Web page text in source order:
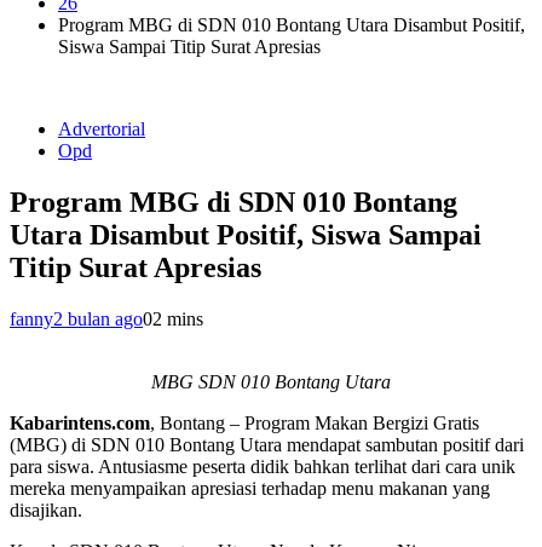
Program MBG di SDN 010 Bontang Utara Disambut Positif,
Siswa Sampai Titip Surat Apresias
Advertorial
Opd
Program MBG di SDN 010 Bontang
Utara Disambut Positif, Siswa Sampai
Titip Surat Apresias
fanny2 bulan ago02 mins
MBG SDN 010 Bontang Utara
Kabarintens.com, Bontang – Program Makan Bergizi Gratis
(MBG) di SDN 010 Bontang Utara mendapat sambutan positif dari
para siswa. Antusiasme peserta didik bahkan terlihat dari cara unik
mereka menyampaikan apresiasi terhadap menu makanan yang
disajikan.